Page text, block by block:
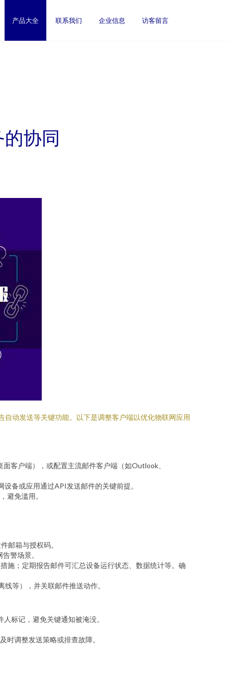
产品大全 联系我们 企业信息 访客留言
协同
动发送等关键功能。以下是调整客户端以优化物联网应用
客户端），或配置主流邮件客户端（如Outlook、
备或应用通过API发送邮件的关键前提。
避免滥用。
邮箱与授权码。
警场景。
施；定期报告邮件可汇总设备运行状态、数据统计等。确
等），并关联邮件推送动作。
标记，避免关键通知被淹没。
时调整发送策略或排查故障。